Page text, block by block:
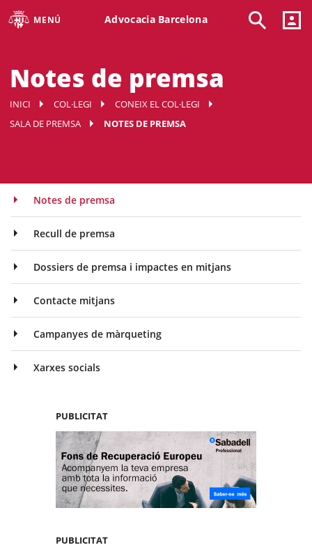
MENÚ Advocacia Barcelona
Notes de premsa
INICI COL·LEGI
CONEIX EL COL·LEGI
SALA DE PREMSA
NOTES DE PREMSA
Notes de premsa
Recull de premsa
Dossiers de premsa i impactes en mitjans
Contacte mitjans
Campanyes de màrqueting
Xarxes socials
PUBLICITAT
PUBLICITAT